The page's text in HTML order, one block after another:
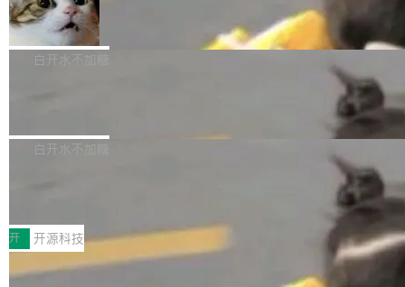
ceXAI的资金消耗速度尤为引人瞩目。然而，支
撑庞大支出的资金来源却呈现出截然不同的面
貌。数据显示，微软和 Meta 主要依托充沛的经
你可以用 curl -fsSL https://dev.meta.ai/install.
sh | bash 安装一个能在大项目里自动规划、写
代码、验证结果的 AI 终端工具。 据介绍，Muse
个主 agent 循环，外加一组后台 agent。这些后
美团开源 LoHoSearch，用知识图谱校
准 AI 能力认知
机器出题的前提，是让机器拥有全局视野。整个
构建流程可以分为四个环节：建图 → 控制难度
白开水不加糖
库，并将作为transport接入Mooncake TENT。
MPComm将作为一种传输引擎接入Mooncake T
ENT，实现零拷贝传输性能提升30%、非零拷贝
传输性能最高提升5倍。UCL-MPComm底层基
白开水不加糖
型案例入选名单》，深信服“面向企业研发场景的
开源 AI 编程平台 CoStrict 应用”凭借卓越的技术
创新与落地成效成功入选。 全链路私有化部署，
开 开源科技
深信服AI算力网关入选工信部人工智能